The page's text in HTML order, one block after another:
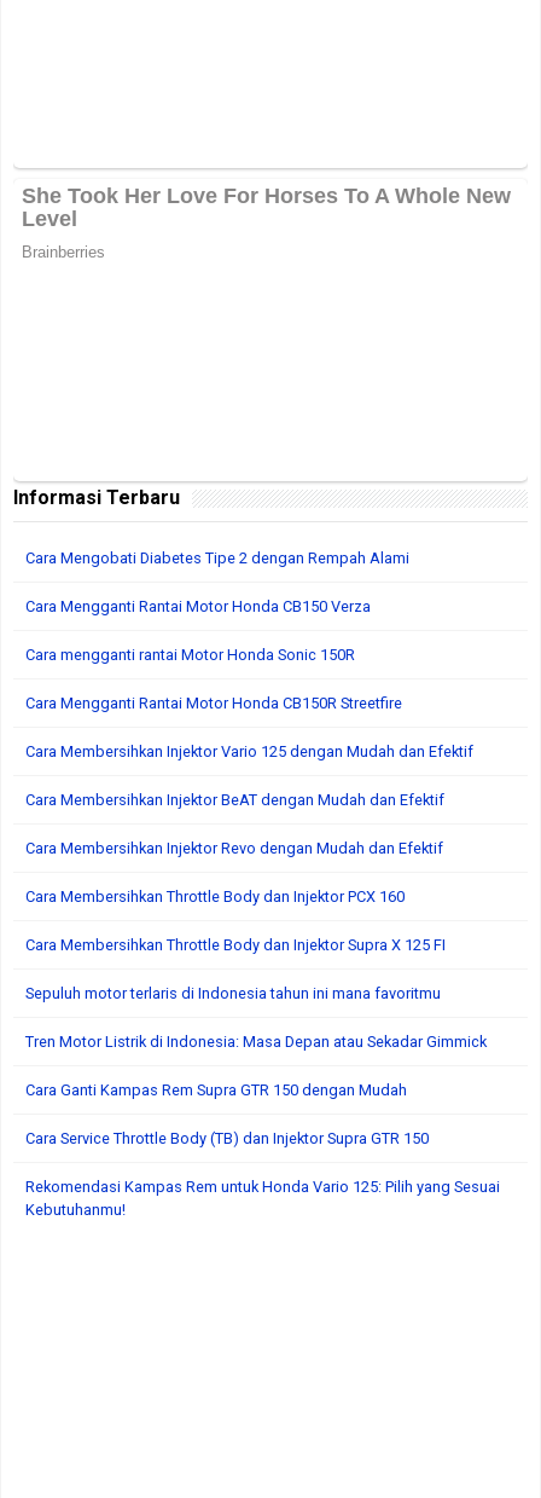
Informasi Terbaru
Cara Mengobati Diabetes Tipe 2 dengan Rempah Alami
Cara Mengganti Rantai Motor Honda CB150 Verza
Cara mengganti rantai Motor Honda Sonic 150R
Cara Mengganti Rantai Motor Honda CB150R Streetfire
Cara Membersihkan Injektor Vario 125 dengan Mudah dan Efektif
Cara Membersihkan Injektor BeAT dengan Mudah dan Efektif
Cara Membersihkan Injektor Revo dengan Mudah dan Efektif
Cara Membersihkan Throttle Body dan Injektor PCX 160
Cara Membersihkan Throttle Body dan Injektor Supra X 125 FI
Sepuluh motor terlaris di Indonesia tahun ini mana favoritmu
Tren Motor Listrik di Indonesia: Masa Depan atau Sekadar Gimmick
Cara Ganti Kampas Rem Supra GTR 150 dengan Mudah
Cara Service Throttle Body (TB) dan Injektor Supra GTR 150
Rekomendasi Kampas Rem untuk Honda Vario 125: Pilih yang Sesuai
Kebutuhanmu!